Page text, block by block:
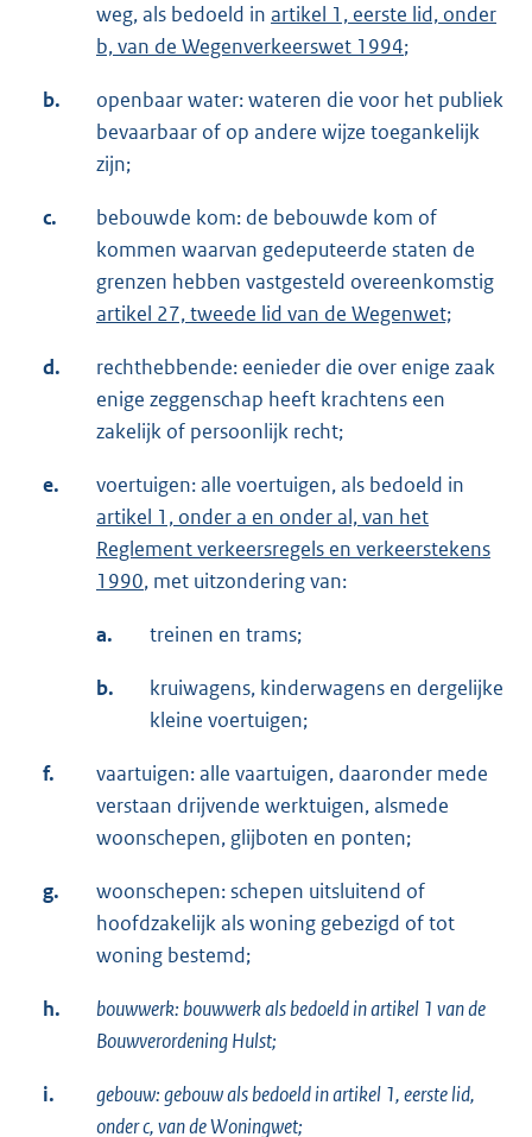
weg, als bedoeld in artikel 1, eerste lid, onder
b, van de Wegenverkeerswet 1994;
b.
openbaar water: wateren die voor het publiek
bevaarbaar of op andere wijze toegankelijk
zijn;
c.
bebouwde kom: de bebouwde kom of
kommen waarvan gedeputeerde staten de
grenzen hebben vastgesteld overeenkomstig
artikel 27, tweede lid van de Wegenwet;
d.
rechthebbende: eenieder die over enige zaak
enige zeggenschap heeft krachtens een
zakelijk of persoonlijk recht;
e.
voertuigen: alle voertuigen, als bedoeld in
artikel 1, onder a en onder al, van het
Reglement verkeersregels en verkeerstekens
1990, met uitzondering van:
a. treinen en trams;
b.
kruiwagens, kinderwagens en dergelijke
kleine voertuigen;
f.
vaartuigen: alle vaartuigen, daaronder mede
verstaan drijvende werktuigen, alsmede
woonschepen, glijboten en ponten;
g.
woonschepen: schepen uitsluitend of
hoofdzakelijk als woning gebezigd of tot
woning bestemd;
h.
bouwwerk: bouwwerk als bedoeld in artikel 1 van de
Bouwverordening Hulst;
i.
gebouw: gebouw als bedoeld in artikel 1, eerste lid,
onder c, van de Woningwet;